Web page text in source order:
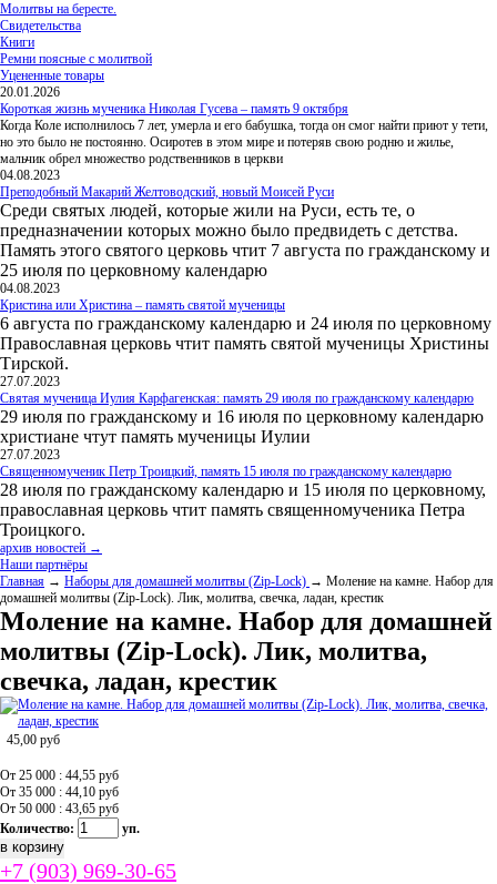
Молитвы на бересте.
Свидетельства
Книги
Ремни поясные с молитвой
Уцененные товары
20.01.2026
Короткая жизнь мученика Николая Гусева – память 9 октября
Когда Коле исполнилось 7 лет, умерла и его бабушка, тогда он смог найти приют у тети,
но это было не постоянно. Осиротев в этом мире и потеряв свою родню и жилье,
мальчик обрел множество родственников в церкви
04.08.2023
Преподобный Макарий Желтоводский, новый Моисей Руси
Среди святых людей, которые жили на Руси, есть те, о
предназначении которых можно было предвидеть с детства.
Память этого святого церковь чтит 7 августа по гражданскому и
25 июля по церковному календарю
04.08.2023
Кристина или Христина – память святой мученицы
6 августа по гражданскому календарю и 24 июля по церковному
Православная церковь чтит память святой мученицы Христины
Тирской.
27.07.2023
Святая мученица Иулия Карфагенская: память 29 июля по гражданскому календарю
29 июля по гражданскому и 16 июля по церковному календарю
христиане чтут память мученицы Иулии
27.07.2023
Священномученик Петр Троицкий, память 15 июля по гражданскому календарю
28 июля по гражданскому календарю и 15 июля по церковному,
православная церковь чтит память священномученика Петра
Троицкого.
архив новостей →
Наши партнёры
Главная → Наборы для домашней молитвы (Zip-Lock) → Моление на камне. Набор для
домашней молитвы (Zip-Lock). Лик, молитва, свечка, ладан, крестик
Моление на камне. Набор для домашней
молитвы (Zip-Lock). Лик, молитва,
свечка, ладан, крестик
45,00 руб
От 25 000 : 44,55 руб
От 35 000 : 44,10 руб
От 50 000 : 43,65 руб
Количество:
уп.
+7 (903) 969-30-65